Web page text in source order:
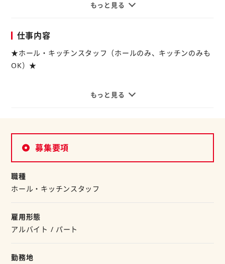
そんな方に！
『定食屋 宮本むなし』で働きませんか。
柔軟なシフトも自慢です。
アットホームな環境が魅力◎
空いた時間を有効活用！
週2日～、1日3h～でOK♪
家事の合間にサクッと働けます。
もちろん、扶養内勤務もOK！
「長期でシッカリ」など
ご希望のはたらき方をご相談ください。
もっと見る
仕事内容
★ホール・キッチンスタッフ（ホールのみ、キッチンのみも
OK）★
【キッチン】
お仕事をお願いします。
わかりやすい研修があるので、未経験者も安心◎
もっと見る
募集要項
職種
ホール・キッチンスタッフ
雇用形態
アルバイト / パート
勤務地